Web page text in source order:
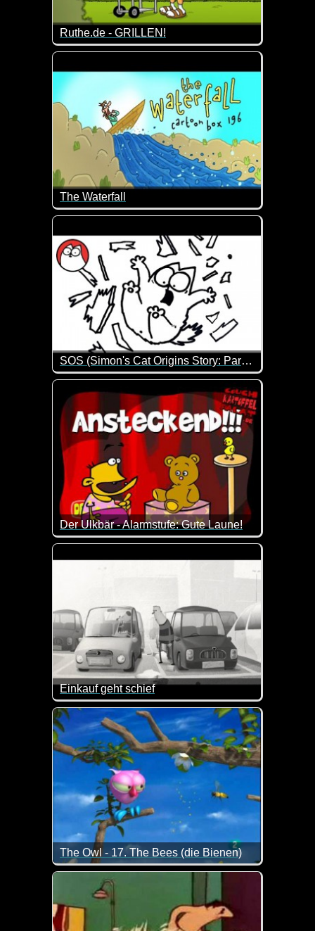
Ruthe.de - GRILLEN!
Die Wurst ist etwas dunkel geraten. Kein
The Waterfall
Die Videos von Cartoonbox sind so dämlich, dass
SOS (Simon's Cat Origins Story: Part 3)
Baby Simon's Cat ist wirklich typisch Katze. Mehr
Der Ulkbär - Alarmstufe: Gute Laune!
Man könnte es auch explosive Stimmung nennen
Einkauf geht schief
Es ist mal wieder Zeit für diesen alten Klassiker.
The Owl - 17. The Bees (die Bienen)
Was lernen wir aus diesem Video? Lege dich